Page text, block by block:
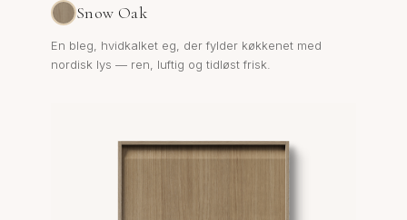
Snow Oak
En bleg, hvidkalket eg, der fylder køkkenet med
nordisk lys — ren, luftig og tidløst frisk.